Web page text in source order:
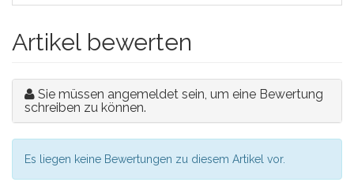
Artikel bewerten
Sie müssen angemeldet sein, um eine Bewertung
schreiben zu können.
Es liegen keine Bewertungen zu diesem Artikel vor.